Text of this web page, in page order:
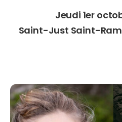
Jeudi 1er
Saint-Just Saint-